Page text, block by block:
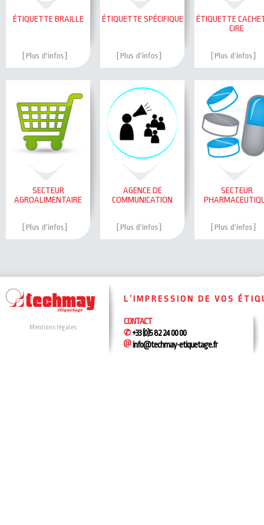
ÉTIQUETTE BRAILLE ÉTIQUETTE SPÉCIFIQUE
ÉTIQUETTE
CIRE
SECTEUR
AGROALIMENTAIRE
AGENCE DE
COMMUNICATION
SECTEUR
Mentions légales
L’IMPRESSION DE VOS
CONTACT
+33 (0)5 82 24 00 00
info@techmay-etiquetage.fr